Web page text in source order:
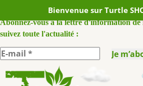
ABONNEZ VOUS A NOTRE
Abonnez-vous à la lettre d'information de
suivez toute l'actualité :
Skip
to
Bienvenue sur Turtle